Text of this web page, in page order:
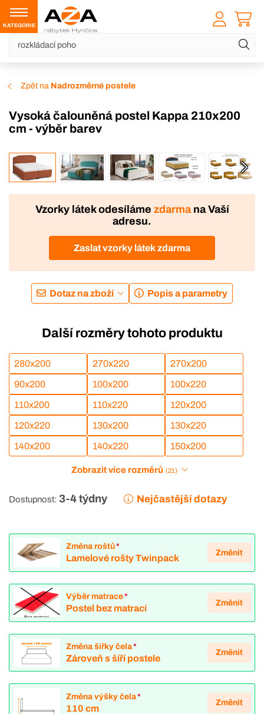
KATEGORIE
Zpět na Nadrozměrné postele
Vysoká čalouněná postel Kappa 210x200
cm - výběr barev
VÝROBA
Vzorky látek odesíláme zdarmana Vaší
adresu.
Zaslat vzorky látek zdarma
Dotaz na zboží Popis a parametry
Další rozměry tohoto produktu
280x200 270x220 270x200
90x200 100x200 100x220
110x200 110x220 120x200
120x220 130x200 130x220
140x200 140x220 150x200
Zobrazit více rozměrů (21)
Dostupnost: 3-4 týdny Nejčastější dotazy
Změna roštů*
Lamelové rošty Twinpack
Změnit
Výběr matrace*
Postel bez matrací
Změnit
Změna šířky čela*
Zároveň s šíří postele
Změnit
Změna výšky čela*
110 cm
Změnit